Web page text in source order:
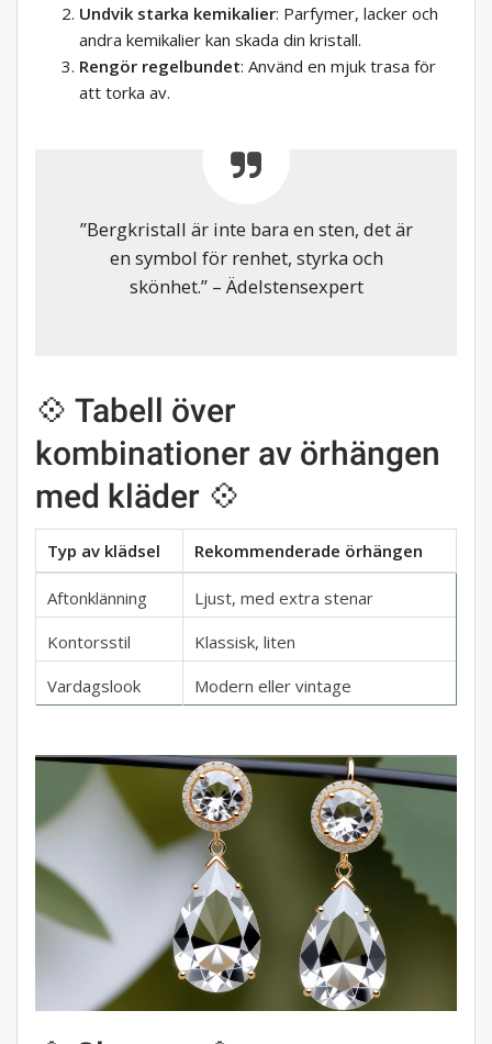
Undvik starka kemikalier: Parfymer, lacker och
andra kemikalier kan skada din kristall.
Rengör regelbundet: Använd en mjuk trasa för
att torka av.
”Bergkristall är inte bara en sten, det är
en symbol för renhet, styrka och
skönhet.” – Ädelstensexpert
💠 Tabell över
kombinationer av örhängen
med kläder 💠
Typ av klädsel Rekommenderade örhängen
Aftonklänning
Ljust, med extra stenar
Kontorsstil
Klassisk, liten
Vardagslook
Modern eller vintage